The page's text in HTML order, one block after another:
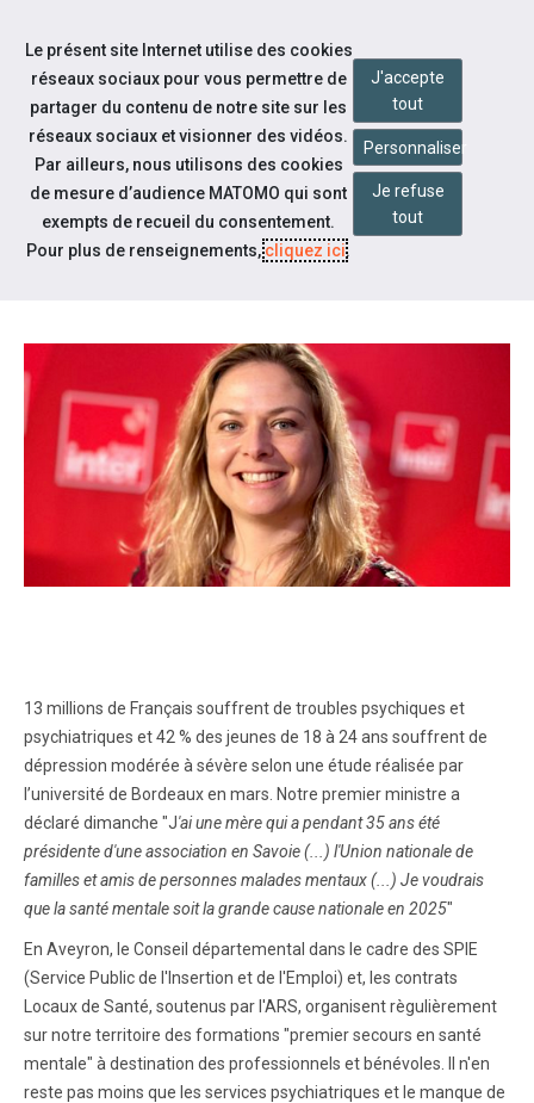
Aller au contenu
Actualités
LA SANTÉ MENTALE ENFIN UNE
13 millions de Français souffrent de troubles psychiques et
psychiatriques et 42 % des jeunes de 18 à 24 ans souffrent de
dépression modérée à sévère selon une étude réalisée par
l’université de Bordeaux en mars. Notre premier ministre a
déclaré dimanche "J'ai une mère qui a pendant 35 ans été
présidente d'une association en Savoie (...) l'Union nationale de
familles et amis de personnes malades mentaux (...) Je voudrais
que la santé mentale soit la grande cause nationale en 2025"
En Aveyron, le Conseil départemental dans le cadre des SPIE
(Service Public de l'Insertion et de l'Emploi) et, les contrats
Locaux de Santé, soutenus par l'ARS, organisent règulièrement
sur notre territoire des formations "premier secours en santé
mentale" à destination des professionnels et bénévoles. Il n'en
reste pas moins que les services psychiatriques et le manque de
Le présent site Internet utilise des cookies
réseaux sociaux pour vous permettre de
partager du contenu de notre site sur les
réseaux sociaux et visionner des vidéos.
Par ailleurs, nous utilisons des cookies
de mesure d’audience MATOMO qui sont
exempts de recueil du consentement.
Pour plus de renseignements,cliquez ici.
J'accepte
tout
Personnaliser
Je refuse
tout